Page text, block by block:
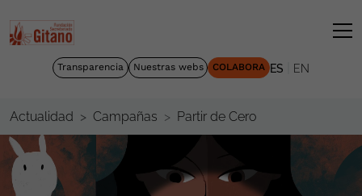
Transparencia Nuestras webs COLABORA ES EN
Actualidad Campañas Partir de Cero